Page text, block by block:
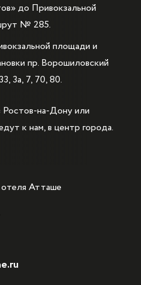
до Привокзальной
№ 285.
площади и
пр. Ворошиловский
3а, 7, 70, 80.
Ростов-на-Дону или
к нам, в центр города.